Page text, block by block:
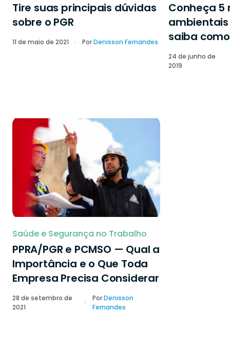
Tire suas principais dúvidas
sobre o PGR
11 de maio de 2021 PorDenisson Fernandes
Conheça 5
saiba
24 de junho de
2019
Saúde e Segurança no Trabalho
PPRA/PGR e PCMSO — Qual a
Importância e o Que Toda
Empresa Precisa Considerar
28 de setembro de
2021
PorDenisson
Fernandes